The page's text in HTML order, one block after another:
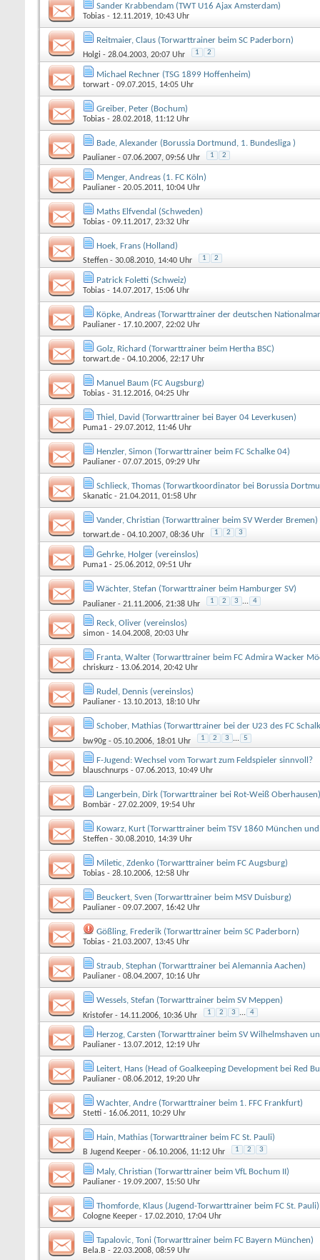
Sander Krabbendam (TWT U16 Ajax Amsterdam)
Tobias - 12.11.2019, 10:43 Uhr
Reitmaier, Claus (Torwarttrainer beim SC Paderborn)
Holgi - 28.04.2003, 20:07 Uhr 1 2
Michael Rechner (TSG 1899 Hoffenheim)
torwart - 09.07.2015, 14:05 Uhr
Greiber, Peter (Bochum)
Tobias - 28.02.2018, 11:12 Uhr
Bade, Alexander (Borussia Dortmund, 1. Bundesliga )
Paulianer - 07.06.2007, 09:56 Uhr 1 2
Menger, Andreas (1. FC Köln)
Paulianer - 20.05.2011, 10:04 Uhr
Maths Elfvendal (Schweden)
Tobias - 09.11.2017, 23:32 Uhr
Hoek, Frans (Holland)
Steffen - 30.08.2010, 14:40 Uhr 1 2
Patrick Foletti (Schweiz)
Tobias - 14.07.2017, 15:06 Uhr
Köpke, Andreas (Torwarttrainer der deutschen
Paulianer - 17.10.2007, 22:02 Uhr
Golz, Richard (Torwarttrainer beim Hertha BSC)
torwart.de - 04.10.2006, 22:17 Uhr
Manuel Baum (FC Augsburg)
Tobias - 31.12.2016, 04:25 Uhr
Thiel, David (Torwarttrainer bei Bayer 04 Leverkusen)
Puma1 - 29.07.2012, 11:46 Uhr
Henzler, Simon (Torwarttrainer beim FC Schalke 04)
Paulianer - 07.07.2015, 09:29 Uhr
Schlieck, Thomas (Torwartkoordinator bei Borussia
Skanatic - 21.04.2011, 01:58 Uhr
Vander, Christian (Torwarttrainer beim SV Werder Bremen)
torwart.de - 04.10.2007, 08:36 Uhr 1 2 3
Gehrke, Holger (vereinslos)
Puma1 - 25.06.2012, 09:51 Uhr
Wächter, Stefan (Torwarttrainer beim Hamburger SV)
Paulianer - 21.11.2006, 21:38 Uhr 1 2 3 ... 4
Reck, Oliver (vereinslos)
simon - 14.04.2008, 20:03 Uhr
Franta, Walter (Torwarttrainer beim FC Admira Wacker
chriskurz - 13.06.2014, 20:42 Uhr
Rudel, Dennis (vereinslos)
Paulianer - 13.10.2013, 18:10 Uhr
Schober, Mathias (Torwarttrainer bei der U23 des FC
bw90g - 05.10.2006, 18:01 Uhr 1 2 3 ... 5
F-Jugend: Wechsel vom Torwart zum Feldspieler sinnvoll?
blauschnurps - 07.06.2013, 10:49 Uhr
Langerbein, Dirk (Torwarttrainer bei Rot-Weiß Oberhausen)
Bombär - 27.02.2009, 19:54 Uhr
Kowarz, Kurt (Torwarttrainer beim TSV 1860 München und
Steffen - 30.08.2010, 14:39 Uhr
Miletic, Zdenko (Torwarttrainer beim FC Augsburg)
Tobias - 28.10.2006, 12:58 Uhr
Beuckert, Sven (Torwarttrainer beim MSV Duisburg)
Paulianer - 09.07.2007, 16:42 Uhr
Gößling, Frederik (Torwarttrainer beim SC Paderborn)
Tobias - 21.03.2007, 13:45 Uhr
Straub, Stephan (Torwarttrainer bei Alemannia Aachen)
Paulianer - 08.04.2007, 10:16 Uhr
Wessels, Stefan (Torwarttrainer beim SV Meppen)
Kristofer - 14.11.2006, 10:36 Uhr 1 2 3 ... 4
Herzog, Carsten (Torwarttrainer beim SV Wilhelmshaven
Paulianer - 13.07.2012, 12:19 Uhr
Leitert, Hans (Head of Goalkeeping Development bei Red
Paulianer - 08.06.2012, 19:20 Uhr
Wachter, Andre (Torwarttrainer beim 1. FFC Frankfurt)
Stetti - 16.06.2011, 10:29 Uhr
Hain, Mathias (Torwarttrainer beim FC St. Pauli)
B Jugend Keeper - 06.10.2006, 11:12 Uhr 1 2 3
Maly, Christian (Torwarttrainer beim VfL Bochum II)
Paulianer - 19.09.2007, 15:50 Uhr
Thomforde, Klaus (Jugend-Torwarttrainer beim FC St. Pauli)
Cologne Keeper - 17.02.2010, 17:04 Uhr
Tapalovic, Toni (Torwarttrainer beim FC Bayern München)
Bela.B - 22.03.2008, 08:59 Uhr